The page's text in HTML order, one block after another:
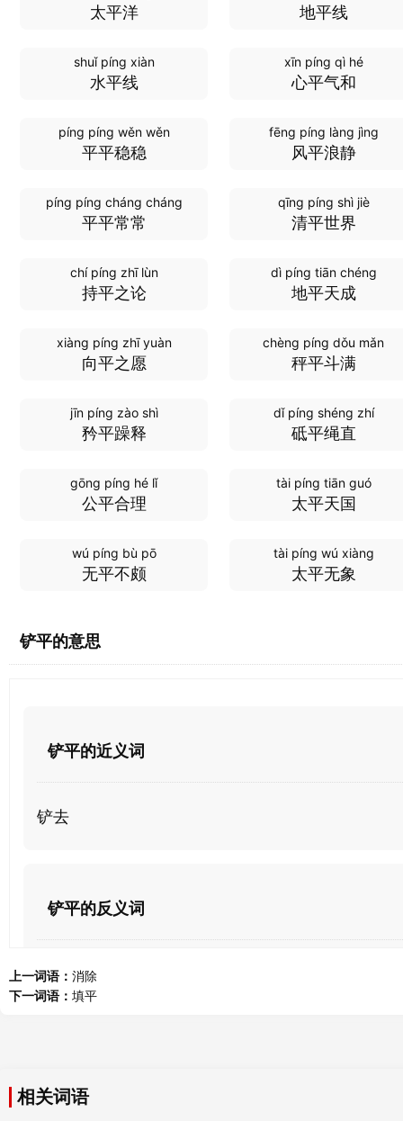
太平洋 地平线
shuǐ píng xiàn
水平线
xīn píng qì hé
心平气和
píng píng wěn wěn
平平稳稳
fēng píng làng jìng
风平浪静
píng píng cháng cháng
平平常常
qīng píng shì jiè
清平世界
chí píng zhī lùn
持平之论
dì píng tiān chéng
地平天成
xiàng píng zhī yuàn
向平之愿
chèng píng dǒu mǎn
秤平斗满
jīn píng zào shì
矜平躁释
dǐ píng shéng zhí
砥平绳直
gōng píng hé lǐ
公平合理
tài píng tiān guó
太平天国
wú píng bù pō
无平不颇
tài píng wú xiàng
太平无象
铲平的意思
铲平的近义词
铲去
铲平的反义词
填平,
上一词语： 消除
下一词语： 填平
相关词语